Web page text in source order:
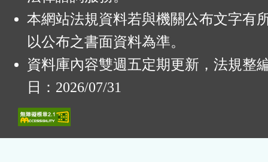
本網站法規資料若與機關公布文字有
以公布之書面資料為準。
資料庫內容雙週五定期更新，法規整
日：2026/07/31